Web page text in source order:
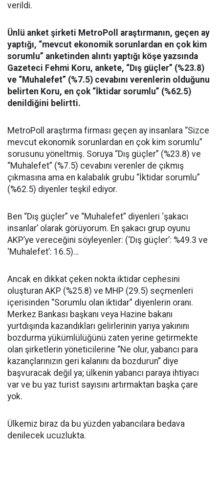
verildi.
Ünlü anket şirketi MetroPoll araştırmanın, geçen ay
yaptığı, “mevcut ekonomik sorunlardan en çok kim
sorumlu” anketinden alıntı yaptığı köşe yazsında
Gazeteci Fehmi Koru, ankete, “Dış güçler” (%23.8)
ve “Muhalefet” (%7.5) cevabını verenlerin olduğunu
belirten Koru, en çok “İktidar sorumlu” (%62.5)
denildiğini belirtti.
MetroPoll araştırma firması geçen ay insanlara “Sizce
mevcut ekonomik sorunlardan en çok kim sorumlu”
sorusunu yöneltmiş. Soruya “Dış güçler” (%23.8) ve
“Muhalefet” (%7.5) cevabını verenler de çıkmış
çıkmasına ama en kalabalık grubu “İktidar sorumlu”
(%62.5) diyenler teşkil ediyor.
Ben “Dış güçler” ve “Muhalefet” diyenleri ‘şakacı
insanlar’ olarak görüyorum. En şakacı grup oyunu
AKP’ye vereceğini söyleyenler: (‘Dış güçler’: %49.3 ve
‘Muhalefet’: 16.5)…
Ancak en dikkat çeken nokta iktidar cephesini
oluşturan AKP (%25.8) ve MHP (29.5) seçmenleri
içerisinden “Sorumlu olan iktidar” diyenlerin oranı.
Merkez Bankası başkanı veya Hazine bakanı
yurtdışında kazandıkları gelirlerinin yarıya yakınını
bozdurma yükümlülüğünü zaten yerine getirmekte
olan şirketlerin yöneticilerine “Ne olur, yabancı para
kazançlarınızın geri kalanını da bozdurun” diye
başvuracak değil ya; ülkenin yabancı paraya ihtiyacı
var ve bu yaz turist sayısını artırmaktan başka çare
yok.
Ülkemiz biraz da bu yüzden yabancılara bedava
denilecek ucuzlukta.